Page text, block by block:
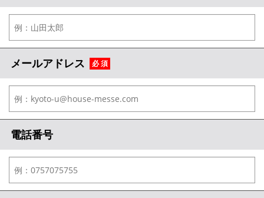
会社概要
メールでお問い合わせ
メールアドレス 必 須
電話番号